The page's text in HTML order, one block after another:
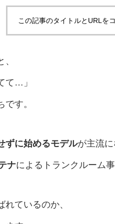
この記事のタイトルとURLを
て…」
す。
ずに始めるモデルが主流に
ナによるトランクルーム事
ているのか、